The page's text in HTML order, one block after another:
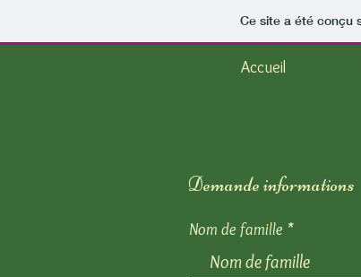
Ce site a été conçu
Accueil
Demande informations
Nom de famille